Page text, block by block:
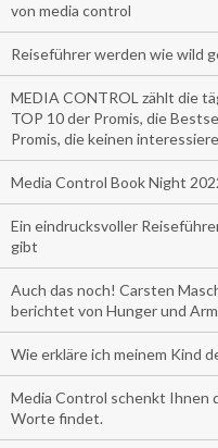
von media control
Reiseführer werden wie wild
MEDIA CONTROL zählt die
TOP 10 der Promis, die
Promis, die keinen
Media Control Book Night
Ein eindrucksvoller
gibt
Auch das noch! Carsten
berichtet von Hunger und
Wie erkläre ich meinem Kind
Media Control schenkt Ihnen
Worte findet.